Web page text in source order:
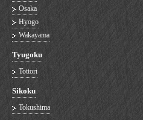
Osaka
Hyogo
Wakayama
Tyugoku
Tottori
Sikoku
Tokushima